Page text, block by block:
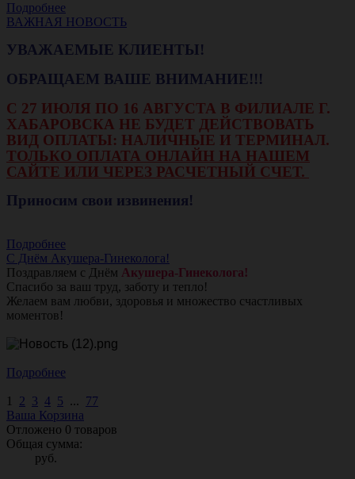
Подробнее
ВАЖНАЯ НОВОСТЬ
УВАЖАЕМЫЕ КЛИЕНТЫ!
ОБРАЩАЕМ ВАШЕ ВНИМАНИЕ!!!
С 27 ИЮЛЯ ПО 16 АВГУСТА В ФИЛИАЛЕ Г.
ХАБАРОВСКА НЕ БУДЕТ ДЕЙСТВОВАТЬ
ВИД ОПЛАТЫ: НАЛИЧНЫЕ И ТЕРМИНАЛ.
ТОЛЬКО ОПЛАТА ОНЛАЙН НА НАШЕМ
САЙТЕ ИЛИ ЧЕРЕЗ РАСЧЕТНЫЙ СЧЕТ.
Приносим свои извинения!
Подробнее
С Днём Акушера-Гинеколога!
Поздравляем с Днём Акушера-Гинеколога!
Спасибо за ваш труд, заботу и тепло!
Желаем вам любви, здоровья и множество счастливых
моментов!
Подробнее
1 2 3 4 5 ... 77
Ваша Корзина
Отложено 0 товаров
Общая сумма:
руб.